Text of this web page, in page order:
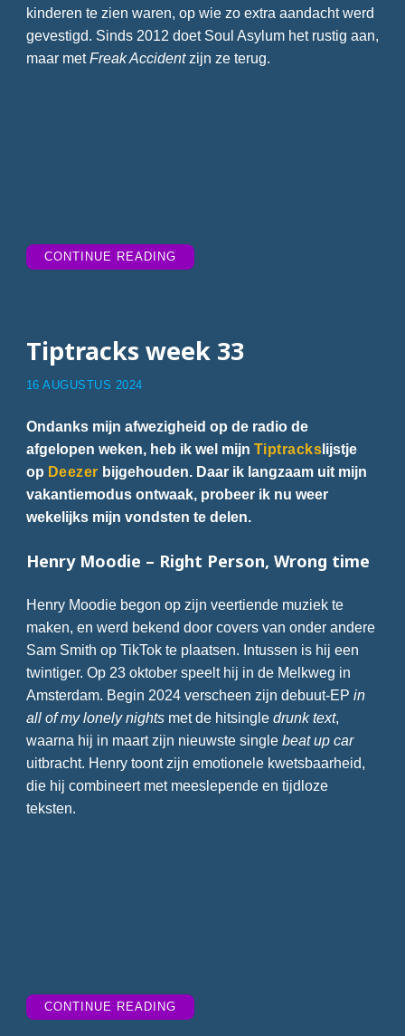
kinderen te zien waren, op wie zo extra aandacht werd
gevestigd. Sinds 2012 doet Soul Asylum het rustig aan,
maar metFreak Accident zijn ze terug.
CONTINUE READING“TIPTRACKS
WEEK
Tiptracks week 33
16 AUGUSTUS 2024
Ondanks mijn afwezigheid op de radio de
afgelopen weken, heb ik wel mijn Tiptracks lijstje
op Deezer bijgehouden. Daar ik langzaam uit mijn
vakantiemodus ontwaak, probeer ik nu weer
wekelijks mijn vondsten te delen.
Henry Moodie – Right Person, Wrong time
Henry Moodie begon op zijn veertiende muziek te
maken, en werd bekend door covers van onder andere
Sam Smith op TikTok te plaatsen. Intussen is hij een
twintiger. Op 23 oktober speelt hij in de Melkweg in
Amsterdam. Begin 2024 verscheen zijn debuut-EP in
all of my lonely nightsmet de hitsingle drunk text,
waarna hij in maart zijn nieuwste single beat up car
uitbracht. Henry toont zijn emotionele kwetsbaarheid,
die hij combineert met meeslepende en tijdloze
teksten.
CONTINUE READING“TIPTRACKS
WEEK